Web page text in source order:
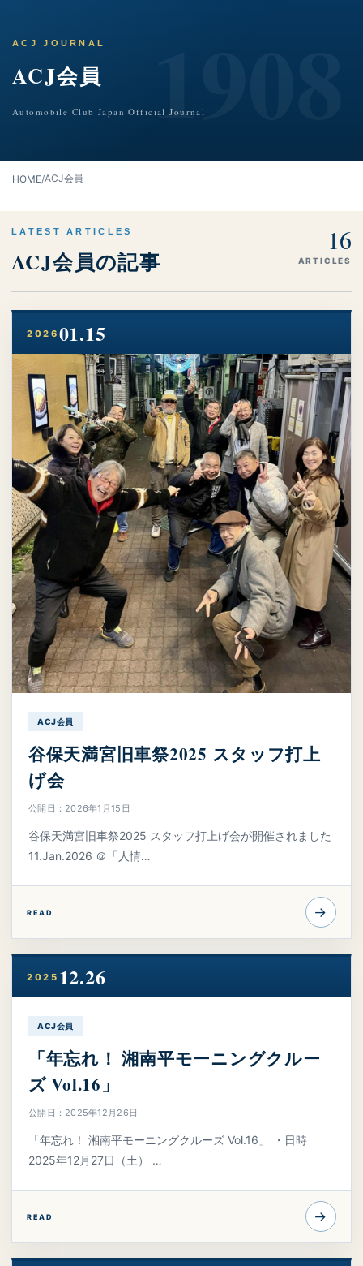
ACJ JOURNAL
ACJ会員
Automobile Club Japan Official Journal
HOME/ACJ会員
LATEST ARTICLES
ACJ会員の記事
16
ARTICLES
2026 01.15
ACJ会員
谷保天満宮旧車祭2025 スタッフ打上
げ会
公開日：2026年1月15日
谷保天満宮旧車祭2025 スタッフ打上げ会が開催されました
11.Jan.2026 ＠「人情…
READ →
2025 12.26
ACJ会員
「年忘れ！ 湘南平モーニングクルー
ズ Vol.16」
公開日：2025年12月26日
「年忘れ！ 湘南平モーニングクルーズ Vol.16」 ・日時
2025年12月27日（土） …
READ →